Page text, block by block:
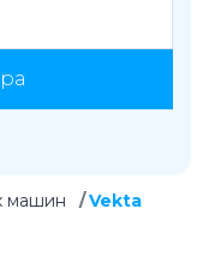
машин Vekta